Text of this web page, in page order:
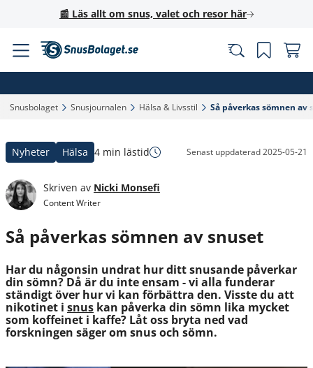
📰 Läs allt om snus, valet och resor här
Snusbolaget‎ Snusjournalen‎ Hälsa & Livsstil‎ Så påverkas sömnen av
Nyheter Hälsa 4 min lästid Senast uppdaterad2025-05-21
Skriven av Nicki Monsefi
Content Writer
Så påverkas sömnen av snuset
Har du någonsin undrat hur ditt snusande påverkar
din sömn? Då är du inte ensam - vi alla funderar
ständigt över hur vi kan förbättra den. Visste du att
nikotinet i snus kan påverka din sömn lika mycket
som koffeinet i kaffe? Låt oss bryta ned vad
forskningen säger om snus och sömn.